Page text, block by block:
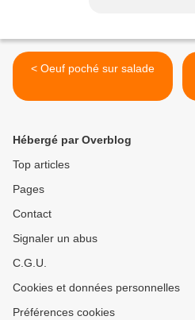
< Oeuf poché sur salade
Hébergé par Overblog
Top articles
Pages
Contact
Signaler un abus
C.G.U.
Cookies et données personnelles
Préférences cookies